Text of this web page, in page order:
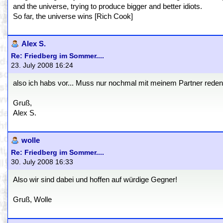
and the universe, trying to produce bigger and better idiots.
So far, the universe wins [Rich Cook]
Alex S.
Re: Friedberg im Sommer....
23. July 2008 16:24
also ich habs vor... Muss nur nochmal mit meinem Partner
Gruß,
Alex S.
wolle
Re: Friedberg im Sommer....
30. July 2008 16:33
Also wir sind dabei und hoffen auf würdige Gegner!
Gruß, Wolle